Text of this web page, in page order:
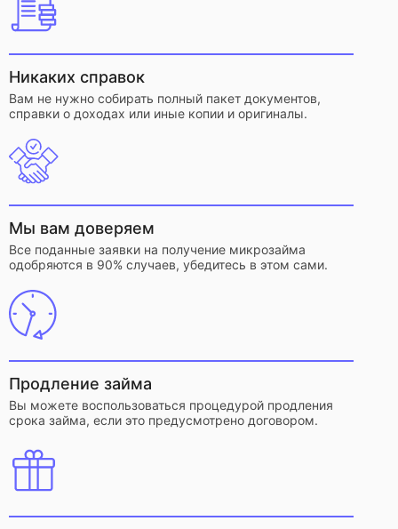
Никаких справок
Вам не нужно собирать полный пакет документов,
справки о доходах или иные копии и оригиналы.
Мы вам доверяем
Все поданные заявки на получение микрозайма
одобряются в 90% случаев, убедитесь в этом сами.
Продление займа
Вы можете воспользоваться процедурой продления
срока займа, если это предусмотрено договором.